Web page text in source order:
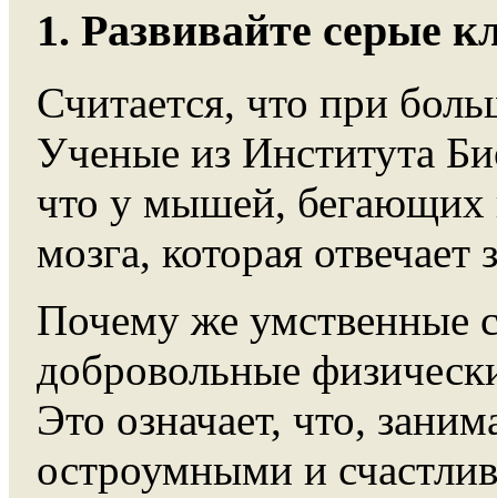
1. Развивайте серые
Считается, что при
Ученые из Института
что у мышей, бегающих
мозга, которая
Почему же умственные
добровольные
Это означает, что,
остроумными и